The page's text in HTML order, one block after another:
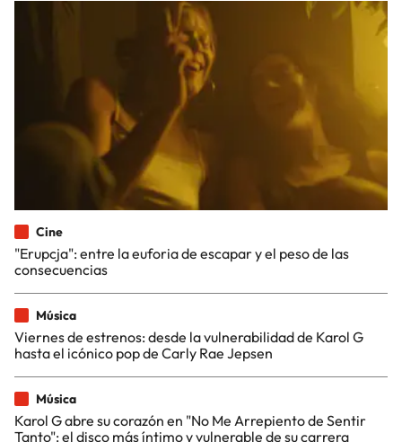
Cine
"Erupcja": entre la euforia de escapar y el peso de las
consecuencias
Música
Viernes de estrenos: desde la vulnerabilidad de Karol G
hasta el icónico pop de Carly Rae Jepsen
Música
Karol G abre su corazón en "No Me Arrepiento de Sentir
Tanto": el disco más íntimo y vulnerable de su carrera